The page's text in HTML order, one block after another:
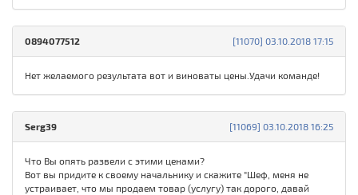
[11070] 03.10.2018 17:15
0894077512
Нет желаемого результата вот и виноваты цены.Удачи команде!
[11069] 03.10.2018 16:25
Serg39
Что Вы опять развели с этими ценами?
Вот вы придите к своему начальнику и скажите "Шеф, меня не
устраивает, что мы продаем товар (услугу) так дорого, давай